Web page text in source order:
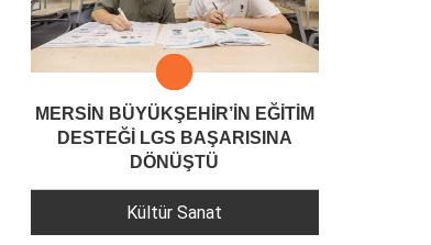
MERSİN BÜYÜKŞEHİR’İN EĞİTİM
DESTEĞİ LGS BAŞARISINA
DÖNÜŞTÜ
Kültür Sanat